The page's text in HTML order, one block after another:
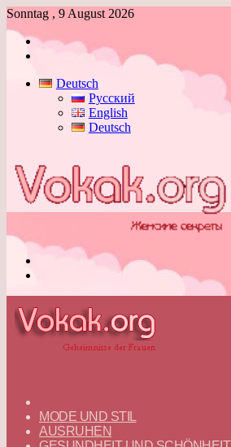
Sonntag , 9 August 2026
Anmelden
Deutsch
Русский
English
Deutsch
—
DEUTSCH
MODE UND STIL
AUSRUHEN